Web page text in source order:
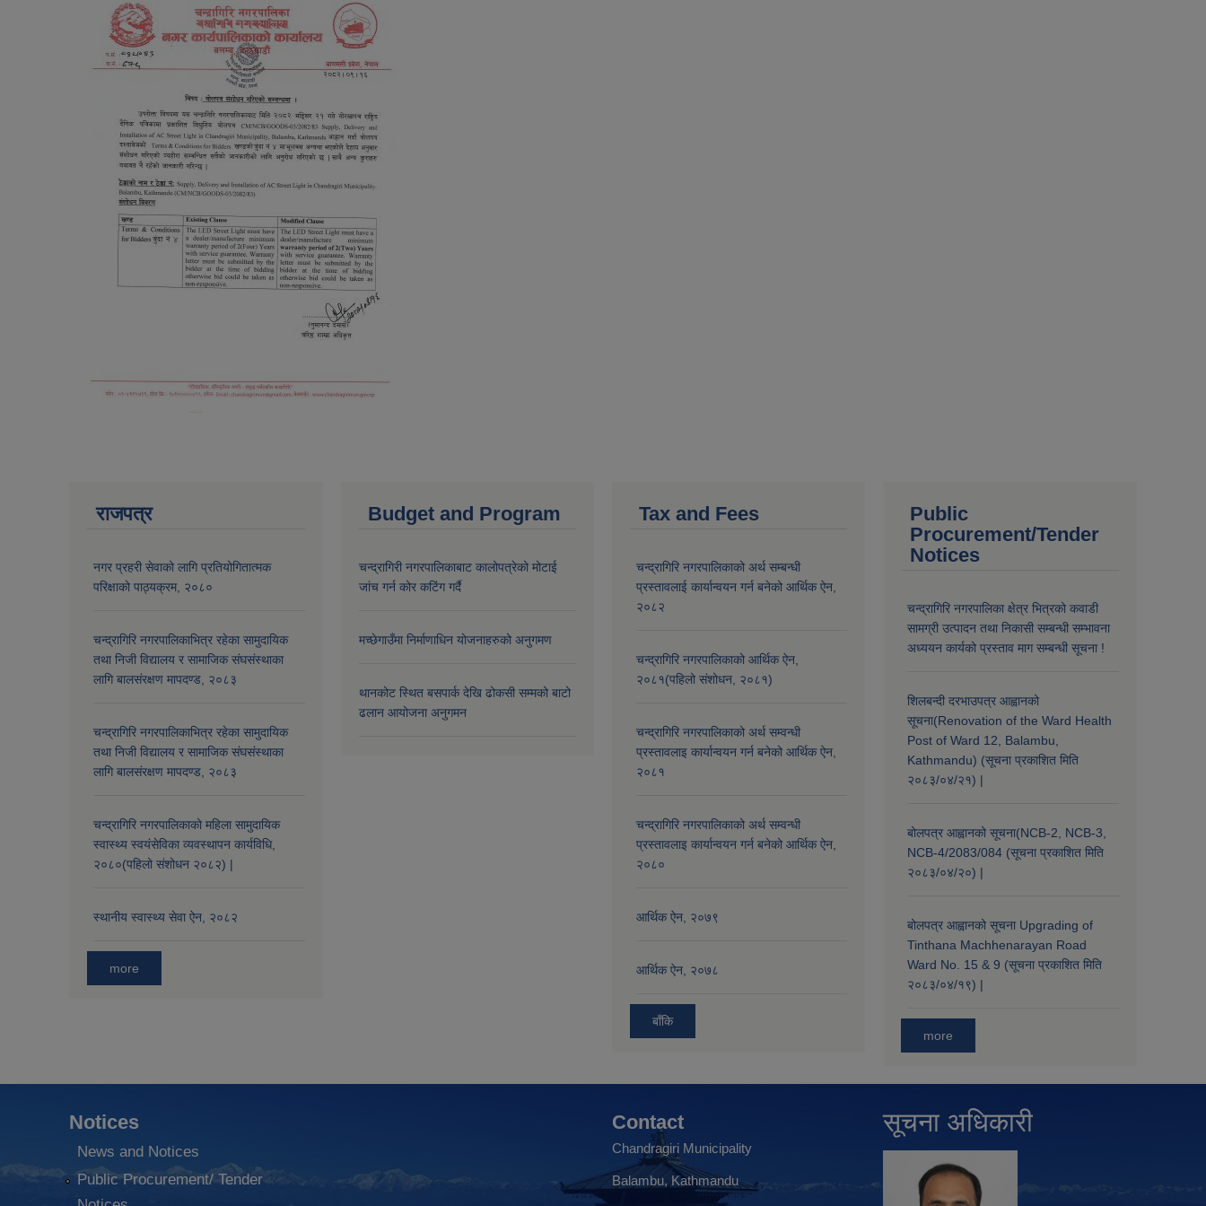
राजपत्र
नगर प्रहरी सेवाको लागि प्रतियोगितात्मक
परिक्षाको पाठ्यक्रम, २०८०
चन्द्रागिरि नगरपालिकाभित्र रहेका सामुदायिक
तथा निजी विद्यालय र सामाजिक संघसंस्थाका
लागि बालसंरक्षण मापदण्ड, २०८३
चन्द्रागिरि नगरपालिकाभित्र रहेका सामुदायिक
तथा निजी विद्यालय र सामाजिक संघसंस्थाका
लागि बालसंरक्षण मापदण्ड, २०८३
चन्द्रागिरि नगरपालिकाको महिला सामुदायिक
स्वास्थ्य स्वयंसेविका व्यवस्थापन कार्यविधि,
२०८०(पहिलो संशोधन २०८२) |
स्थानीय स्वास्थ्य सेवा ऐन, २०८२
more
Budget and Program
चन्द्रागिरी नगरपालिकाबाट कालोपत्रेको मोटाई
जांच गर्न कोर कटिंग गर्दै
मच्छेगाउँमा निर्माणाधिन योजनाहरुको अनुगमण
थानकोट स्थित बसपार्क देखि ढोकसी सम्मको बाटो
ढलान आयोजना अनुगमन
Tax and Fees
चन्द्रागिरि नगरपालिकाको अर्थ सम्बन्धी
प्रस्तावलाई कार्यान्वयन गर्न बनेको आर्थिक ऐन,
२०८२
चन्द्रागिरि नगरपालिकाको आर्थिक ऐन,
२०८१(पहिलो संशोधन, २०८१)
चन्द्रागिरि नगरपालिकाको अर्थ सम्वन्धी
प्रस्तावलाइ कार्यान्वयन गर्न बनेको आर्थिक ऐन,
२०८१
चन्द्रागिरि नगरपालिकाको अर्थ सम्वन्धी
प्रस्तावलाइ कार्यान्वयन गर्न बनेको आर्थिक ऐन,
२०८०
आर्थिक ऐन, २०७९
आर्थिक ऐन, २०७८
बाँकि
Public
Procurement/Tender
Notices
चन्द्रागिरि नगरपालिका क्षेत्र भित्रको कवाडी
सामग्री उत्पादन तथा निकासी सम्बन्धी सम्भावना
अध्ययन कार्यको प्रस्ताव माग सम्बन्धी सूचना !
शिलबन्दी दरभाउपत्र आह्वानको
सूचना(Renovation of the Ward Health
Post of Ward 12, Balambu,
Kathmandu) (सूचना प्रकाशित मिति
२०८३/०४/२१) |
बोलपत्र आह्वानको सूचना(NCB-2, NCB-3,
NCB-4/2083/084 (सूचना प्रकाशित मिति
२०८३/०४/२०) |
बोलपत्र आह्वानको सूचना Upgrading of
Tinthana Machhenarayan Road
Ward No. 15 & 9 (सूचना प्रकाशित मिति
२०८३/०४/१९) |
more
Notices
News and Notices
Public Procurement/ Tender
Contact
Chandragiri Municipality
Balambu, Kathmandu
सूचना अधिकारी